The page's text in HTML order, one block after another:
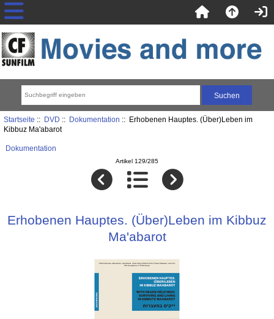
Startseite :: DVD :: Dokumentation :: Erhobenen Hauptes. (Über)Leben im
Kibbuz Ma'abarot
Dokumentation
Artikel 129/285
Erhobenen Hauptes. (Über)Leben im Kibbuz
Ma'abarot